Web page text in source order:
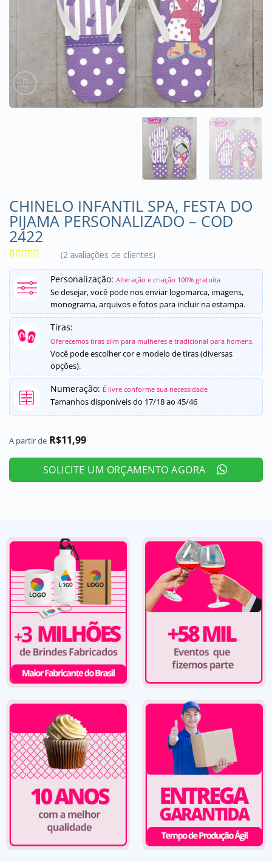
CHINELO INFANTIL SPA, FESTA DO
PIJAMA PERSONALIZADO – COD
2422
Avaliado
como
5, com
baseado em
2
avaliações
de clientes
(2 avaliações de clientes)
Personalização: Alteração e criação 100% gratuita
Se desejar, você pode nos enviar logomarca, imagens,
monograma, arquivos e fotos para incluir na estampa.
Tiras:
Oferecemos tiras slim para mulheres e tradicional para homens.
Você pode escolher cor e modelo de tiras (diversas
opções).
Numeração: É livre conforme sua necessidade
Tamanhos disponíveis do 17/18 ao 45/46
A partir de R$11,99
SOLICITE UM ORÇAMENTO AGORA